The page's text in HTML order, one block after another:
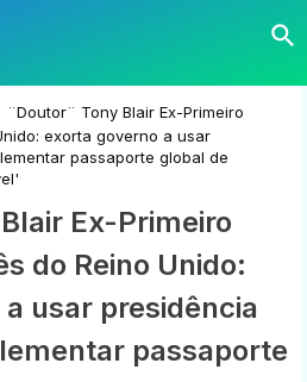
¨Doutor¨ Tony Blair Ex-Primeiro
exorta governo a usar
passaporte global de
Ex-Primeiro
do Reino Unido:
usar presidência
passaporte